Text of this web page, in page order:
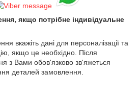
якщо потрібне індивідуальне
вкажіть дані для персоналізації та
якщо це необхідно. Після
з Вами обов'язково зв'яжеться
деталей замовлення.